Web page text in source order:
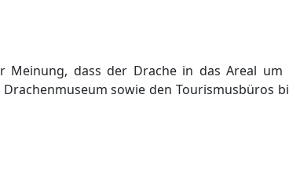
dass der Drache in das Areal um
sowie den Tourismusbüros